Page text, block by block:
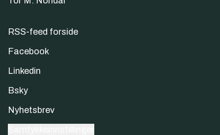
RSS-feed forside
Facebook
Linkedin
Bsky
Nyhetsbrev